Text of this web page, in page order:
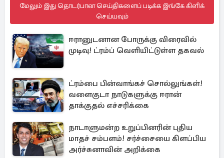
மேலும் இது தொடர்பான செய்திகளைப் படிக்க இங்கே கிளிக்
செய்யவும்
ஈரானுடனான போருக்கு விரைவில்
முடிவு! ட்ரம்ப் வெளியிட்டுள்ள தகவல்
ட்ரம்பை பின்வாங்கச் சொல்லுங்கள்!
வளைகுடா நாடுகளுக்கு ஈரான்
தாக்குதல் எச்சரிக்கை
நாடாளுமன்ற உறுப்பினரின் புதிய
மாதச் சம்பளம்! சர்ச்சையை கிளப்பிய
அர்ச்சுனாவின் அறிக்கை